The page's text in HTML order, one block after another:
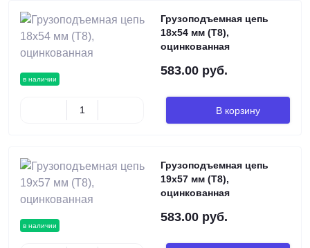
в наличии
Грузоподъемная цепь
18х54 мм (Т8),
оцинкованная
583.00 руб.
В корзину
в наличии
Грузоподъемная цепь
19х57 мм (Т8),
оцинкованная
583.00 руб.